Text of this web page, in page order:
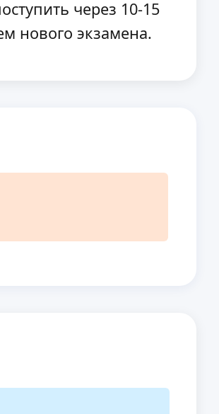
через 10-15
нового экзамена.